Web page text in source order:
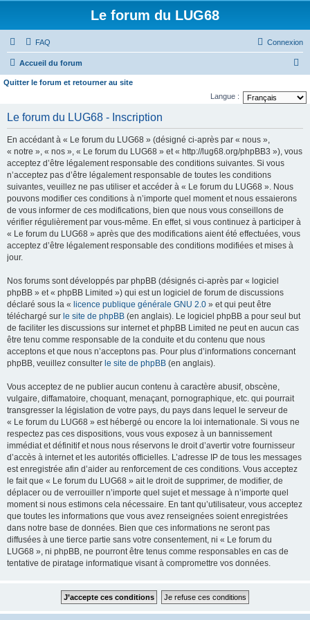
Le forum du LUG68
FAQ Connexion
Accueil du forum
c
e
Quitter le forum et retourner au site
Langue :
Le forum du LUG68 - Inscription
En accédant à « Le forum du LUG68 » (désigné ci-après par « nous »,
« notre », « nos », « Le forum du LUG68 » et « http://lug68.org/phpBB3 »), vous
acceptez d’être légalement responsable des conditions suivantes. Si vous
n’acceptez pas d’être légalement responsable de toutes les conditions
suivantes, veuillez ne pas utiliser et accéder à « Le forum du LUG68 ». Nous
pouvons modifier ces conditions à n’importe quel moment et nous essaierons
de vous informer de ces modifications, bien que nous vous conseillons de
vérifier régulièrement par vous-même. En effet, si vous continuez à participer à
« Le forum du LUG68 » après que des modifications aient été effectuées, vous
acceptez d’être légalement responsable des conditions modifiées et mises à
jour.
Nos forums sont développés par phpBB (désignés ci-après par « logiciel
phpBB » et « phpBB Limited ») qui est un logiciel de forum de discussions
déclaré sous la « licence publique générale GNU 2.0 » et qui peut être
téléchargé sur le site de phpBB (en anglais). Le logiciel phpBB a pour seul but
de faciliter les discussions sur internet et phpBB Limited ne peut en aucun cas
être tenu comme responsable de la conduite et du contenu que nous
acceptons et que nous n’acceptons pas. Pour plus d’informations concernant
phpBB, veuillez consulter le site de phpBB (en anglais).
Vous acceptez de ne publier aucun contenu à caractère abusif, obscène,
vulgaire, diffamatoire, choquant, menaçant, pornographique, etc. qui pourrait
transgresser la législation de votre pays, du pays dans lequel le serveur de
« Le forum du LUG68 » est hébergé ou encore la loi internationale. Si vous ne
respectez pas ces dispositions, vous vous exposez à un bannissement
immédiat et définitif et nous nous réservons le droit d’avertir votre fournisseur
d’accès à internet et les autorités officielles. L’adresse IP de tous les messages
est enregistrée afin d’aider au renforcement de ces conditions. Vous acceptez
le fait que « Le forum du LUG68 » ait le droit de supprimer, de modifier, de
déplacer ou de verrouiller n’importe quel sujet et message à n’importe quel
moment si nous estimons cela nécessaire. En tant qu’utilisateur, vous acceptez
que toutes les informations que vous avez renseignées soient enregistrées
dans notre base de données. Bien que ces informations ne seront pas
diffusées à une tierce partie sans votre consentement, ni « Le forum du
LUG68 », ni phpBB, ne pourront être tenus comme responsables en cas de
tentative de piratage informatique visant à compromettre vos données.